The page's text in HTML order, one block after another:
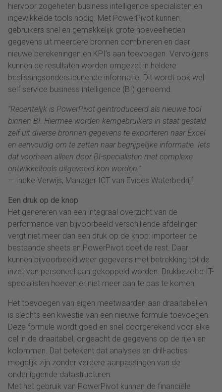
hiervoor zogeheten business intelligence specialisten en
ingewikkelde tools nodig. Met PowerPivot kunnen
gebruikers snel en gemakkelijk grote hoeveelheden
gegevens uit meerdere bronnen combineren en daar
nieuwe berekeningen en KPI’s aan toevoegen. Vervolgens
kunnen de resultaten worden omgezet in heldere
beslissingsondersteunende informatie. Dit wordt ook wel
self service business intelligence (BI) genoemd.
“Recentelijk is PowerPivot geïntroduceerd als nieuwe tool
binnen BI. Hiermee worden kerngebruikers in staat gesteld
zelf uit diverse bronnen gegevens te exporteren naar Excel
en eenvoudig om te zetten naar begrijpelijke informatie. Iets
dat voorheen alleen door BI-specialisten met complexe
ontwikkeltools uitgevoerd kon worden.”
— Ineke Verwijs, Manager ICT van Evides Waterbedrijf
Een druk op de knop
Het genereren van een integraal overzicht van de
performance van bijvoorbeeld verschillende afdelingen
vergt niet meer dan een druk op de knop: importeer de
bestaande sheets en PowerPivot doet de rest. Daar
kunnen bijvoorbeeld weer gegevens met betrekking tot de
inzet van personeel aan gekoppeld worden. Drukbezette IT-
specialisten hoeven er niet meer aan te pas te komen.
Het toevoegen van eigen meetwaarden aan draaitabellen
is slechts een kwestie van een nieuwe formule toevoegen.
Deze formule wordt goed en snel doorgerekend voor elke
cel in de draaitabel, ongeacht de gegevens op de rijen en
kolommen. Dat betekent dat analyses en drill-acties
mogelijk zijn zonder verdere aanpassingen van de
onderliggende datastructuren.
Met het gebruik van PowerPivot kunnen de financiële